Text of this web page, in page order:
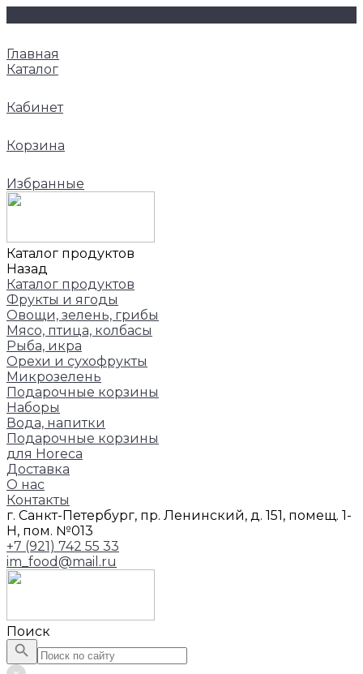
Главная
Каталог
Кабинет
Корзина
Избранные
Каталог продуктов
Назад
Каталог продуктов
Фрукты и ягоды
Овощи, зелень, грибы
Мясо, птица, колбасы
Рыба, икра
Орехи и сухофрукты
Микрозелень
Подарочные корзины
Наборы
Вода, напитки
Подарочные корзины
для Horeca
Доставка
О нас
Контакты
г. Санкт-Петербург, пр. Ленинский, д. 151, помещ. 1-
Н, пом. №013
+7 (921) 742 55 33
im_food@mail.ru
Поиск